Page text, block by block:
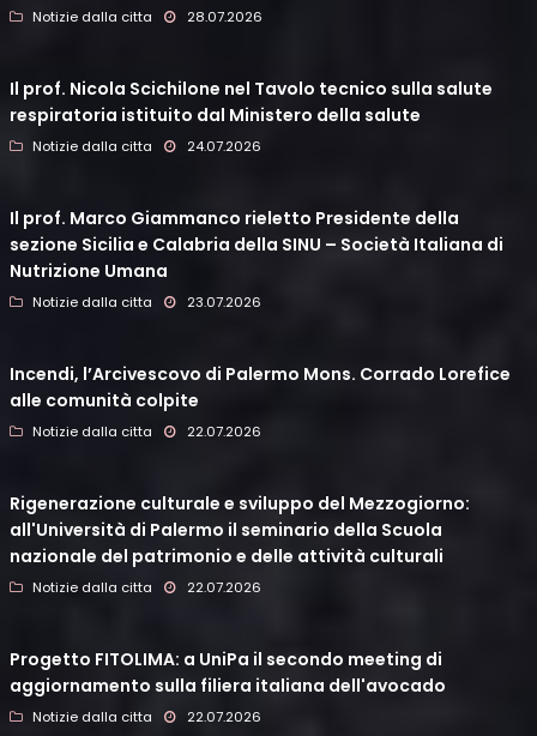
Notizie dalla citta 28.07.2026
Il prof. Nicola Scichilone nel Tavolo tecnico sulla salute
respiratoria istituito dal Ministero della salute
Notizie dalla citta 24.07.2026
Il prof. Marco Giammanco rieletto Presidente della
sezione Sicilia e Calabria della SINU – Società Italiana di
Nutrizione Umana
Notizie dalla citta 23.07.2026
Incendi, l’Arcivescovo di Palermo Mons. Corrado Lorefice
alle comunità colpite
Notizie dalla citta 22.07.2026
Rigenerazione culturale e sviluppo del Mezzogiorno:
all'Università di Palermo il seminario della Scuola
nazionale del patrimonio e delle attività culturali
Notizie dalla citta 22.07.2026
Progetto FITOLIMA: a UniPa il secondo meeting di
aggiornamento sulla filiera italiana dell'avocado
Notizie dalla citta 22.07.2026